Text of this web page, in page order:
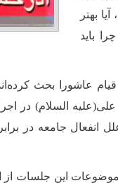
بهتر
باید
عاشورا بحث
السلام) در
جامعه در
این جلسات از